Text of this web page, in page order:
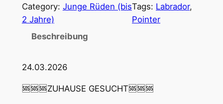
Category: Junge Rüden (bis
2 Jahre)
Tags: Labrador
Pointer
Beschreibung
24.03.2026
🆘🆘🆘ZUHAUSE GESUCHT🆘🆘🆘